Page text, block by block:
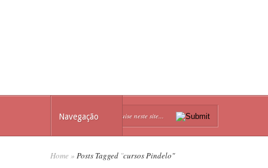
Navegação
Home » Posts Tagged "cursos Pindelo"